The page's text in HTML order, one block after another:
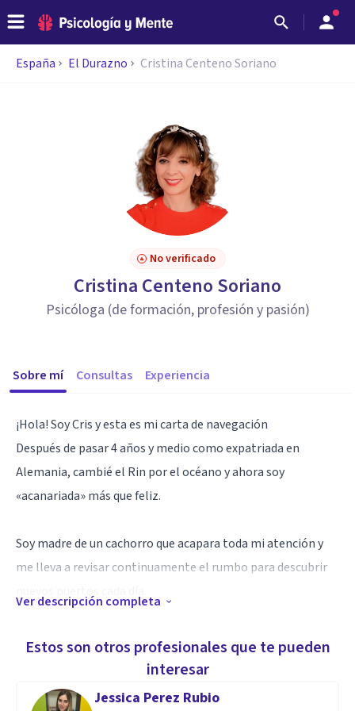
España El Durazno Cristina Centeno Soriano
No verificado
Cristina Centeno Soriano
Psicóloga (de formación, profesión y pasión)
Sobre mí Consultas Experiencia
¡Hola! Soy Cris y esta es mi carta de navegación
Después de pasar 4 años y medio como expatriada en
Alemania, cambié el Rin por el océano y ahora soy
«acanariada» más que feliz.
Soy madre de un cachorro que acapara toda mi atención y
me lleva a revisar continuamente el rumbo para descubrir
lo que hago cada día en mi consulta de psicoterapia. Tú
tomas las decisiones y yo te ayudo a comprender los pasos
del baile.
Ver descripción completa
Estos son otros profesionales que te pueden
interesar
Jessica Perez Rubio